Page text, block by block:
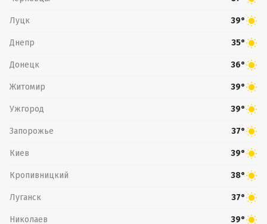
Луцк 39°
Днепр 35°
Донецк 36°
Житомир 39°
Ужгород 39°
Запорожье 37°
Киев 39°
Кропивницкий 38°
Луганск 37°
Николаев 39°